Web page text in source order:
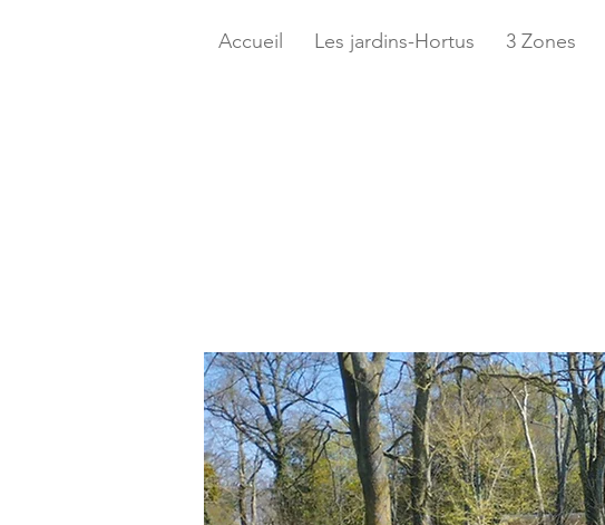
Accueil Les jardins-Hortus 3 Zones